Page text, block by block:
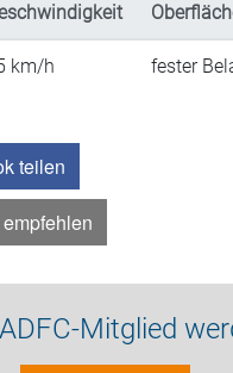
km/h fester
teilen
Mitglied